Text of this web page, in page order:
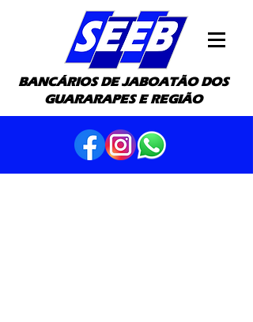
BANCÁRIOS DE JABOATÃO DOS
GUARARAPES E REGIÃO